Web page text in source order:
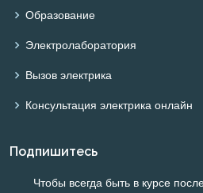
Образование
Электролаборатория
Вызов электрика
Консультация электрика онлайн
Подпишитесь
Чтобы всегда быть в курсе